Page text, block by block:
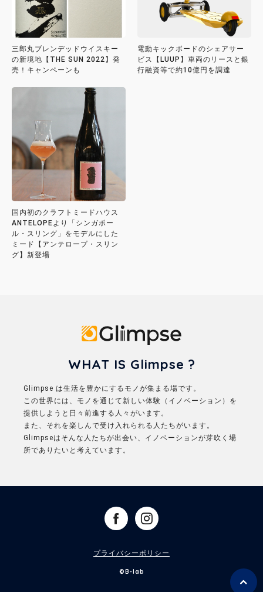
三郎丸ブレンデッドウイスキー
の新境地【THE SUN 2022】発
売！キャンペーンも
電動キックボードのシェアサー
ビス【LUUP】車両のリースと銀
行融資等で約10億円を調達
国内初のクラフトミードハウス
ANTELOPEより「シンガポー
ル・スリング」をモデルにした
ミード【アンテロープ・スリン
グ】新登場
WHAT IS Glimpse ?
Glimpse は生活を豊かにするモノが集まる場です。
この世界には、モノを通じて新しい体験（イノベーション）を
提供しようと日々前進する人々がいます。
また、それを楽しんで受け入れられる人たちがいます。
Glimpseはそんな人たちが出会い、イノベーションが芽吹く場
所でありたいと考えています。
プライバシーポリシー
©B-lab